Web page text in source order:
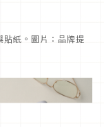
紙。圖片：品牌提